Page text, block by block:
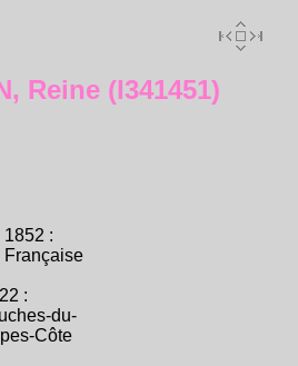
Reine (I341451)
1852 :
Française
:
du-
Côte